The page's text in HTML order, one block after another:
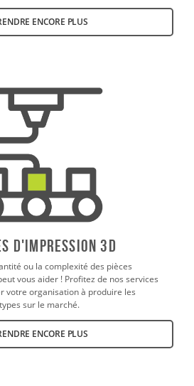
ENCORE PLUS
D'IMPRESSION 3D
ou la complexité des pièces
vous aider ! Profitez de nos services
votre organisation à produire les
sur le marché.
ENCORE PLUS